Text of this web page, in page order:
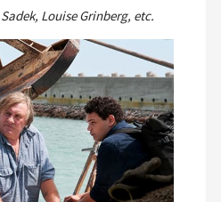
Louise Grinberg, etc.